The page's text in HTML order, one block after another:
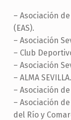
– Asociación
(EAS).
– Asociación
– Club Deportivo
– Asociación
– ALMA SEVILLA.
– Asociación
– Asociación
del Río y